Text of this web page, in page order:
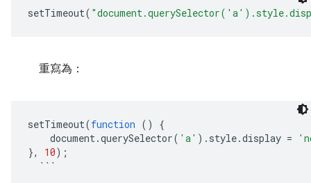
setTimeout(
重寫為：
setTimeout(function ()
{
document .querySelector( 'a' ). style.display =
},
10);
```